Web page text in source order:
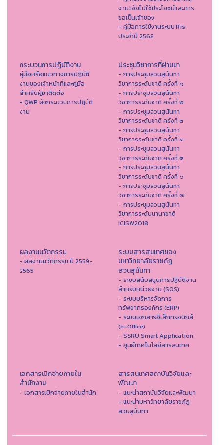
งานวิจัยไปใช้ประโยชน์และการ
ขอเป็นเจ้าของ
- คู่มือการใช้งานระบบ Ris
ประจำปี 2568
กระบวนการปฏิบัติงาน
คู่มือหรือแนวทางการปฏิบัติ
งานของเจ้าหน้าที่และคู่มือ
สำหรับผู้มาติดต่อ
- QWP ผังกระบวนการปฏิบัติ
งาน
ประชุมวิชาการที่ผ่านมา
- การประชุมสวนสุนันทา
วิชาการระดับชาติ ครั้งที่ ๑
- การประชุมสวนสุนันทา
วิชาการระดับชาติ ครั้งที่ ๒
- การประชุมสวนสุนันทา
วิชาการระดับชาติ ครั้งที่ ๓
- การประชุมสวนสุนันทา
วิชาการระดับชาติ ครั้งที่ ๔
- การประชุมสวนสุนันทา
วิชาการระดับชาติ ครั้งที่ ๕
- การประชุมสวนสุนันทา
วิชาการระดับชาติ ครั้งที่ ๖
- การประชุมสวนสุนันทา
วิชาการระดับชาติ ครั้งที่ ๗
- การประชุมสวนสุนันทา
วิชาการระดับนานาชาติ
ICISW2018
ผลงานนวัตกรรม
- ผลงานนวัตกรรม ปี 2559-
2565
ระบบสารสนเทศของ
มหาวิทยาลัยราชภัฏ
สวนสุนันทา
- ระบบสนับสนุนการปฏิบัติงาน
สำหรับหน่วยงาน (SOS)
- ระบบบริหารจัดการ
ทรัพยากรองค์กร (ERP)
- ระบบเอกสารอิเล็กทรอนิกส์
(e-Office)
- SSRU Smart Application
- ศูนย์เทคโนโลยีสารสนเทศ
เอกสารเบิกจ่ายภายใน
สำนักงาน
- เอกสารเบิกจ่ายภายในสำนัก
สารสนเทศสถาบันวิจัยและ
พัฒนา
- แนะนำสถาบันวิจัยและพัฒนา
- แนะนำมหาวิทยาลัยราชภัฏ
สวนสุนันทา